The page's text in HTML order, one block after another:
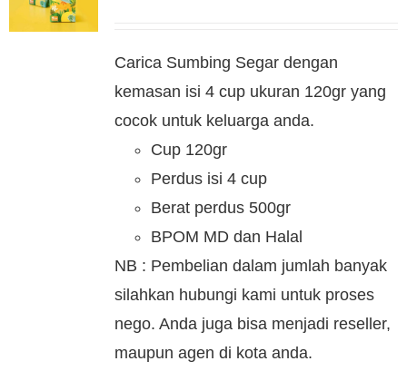
Rp22,000.
Rp20,000.
Carica Sumbing Segar dengan
kemasan isi 4 cup ukuran 120gr yang
cocok untuk keluarga anda.
Cup 120gr
Perdus isi 4 cup
Berat perdus 500gr
BPOM MD dan Halal
NB : Pembelian dalam jumlah banyak
silahkan hubungi kami untuk proses
nego. Anda juga bisa menjadi reseller,
maupun agen di kota anda.